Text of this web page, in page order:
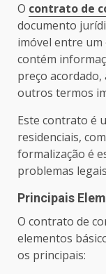
O contrato de
documento
imóvel entre um
contém
preço acordado,
outros termos
Este contrato é
residenciais,
formalização é
problemas
Principais
O contrato de
elementos
os principais: